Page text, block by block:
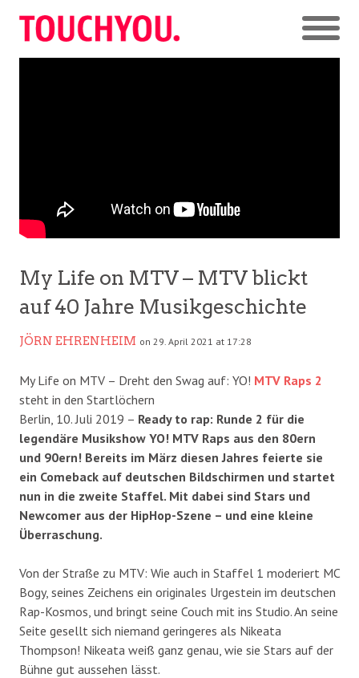
My Life on MTV – MTV blickt
auf 40 Jahre Musikgeschichte
JÖRN EHRENHEIM on 29. April 2021 at 17:28
My Life on MTV – Dreht den Swag auf: YO! MTV Raps 2
steht in den Startlöchern
Berlin, 10. Juli 2019 – Ready to rap: Runde 2 für die
legendäre Musikshow YO! MTV Raps aus den 80ern
und 90ern! Bereits im März diesen Jahres feierte sie
ein Comeback auf deutschen Bildschirmen und startet
nun in die zweite Staffel. Mit dabei sind Stars und
Newcomer aus der HipHop-Szene – und eine kleine
Überraschung.
Von der Straße zu MTV: Wie auch in Staffel 1 moderiert MC
Bogy, seines Zeichens ein originales Urgestein im deutschen
Rap-Kosmos, und bringt seine Couch mit ins Studio. An seine
Seite gesellt sich niemand geringeres als Nikeata
Thompson! Nikeata weiß ganz genau, wie sie Stars auf der
Bühne gut aussehen lässt.